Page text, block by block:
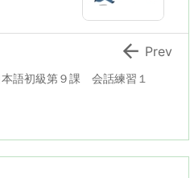
語初級第９課 会話練習１
 Prev